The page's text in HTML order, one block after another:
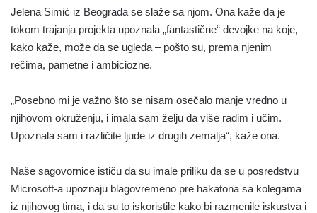
Jelena Simić iz Beograda se slaže sa njom. Ona kaže da je
tokom trajanja projekta upoznala „fantastične“ devojke na koje,
kako kaže, može da se ugleda – pošto su, prema njenim
rečima, pametne i ambiciozne.
„Posebno mi je važno što se nisam osečalo manje vredno u
njihovom okruženju, i imala sam želju da više radim i učim.
Upoznala sam i različite ljude iz drugih zemalja“, kaže ona.
Naše sagovornice ističu da su imale priliku da se u posredstvu
Microsoft-a upoznaju blagovremeno pre hakatona sa kolegama
iz njihovog tima, i da su to iskoristile kako bi razmenile iskustva i